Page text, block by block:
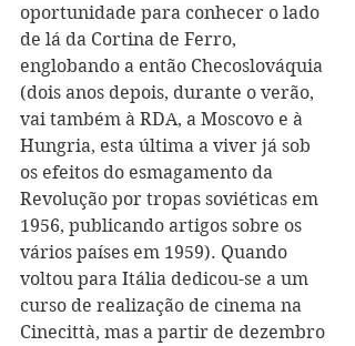
oportunidade para conhecer o lado
de lá da Cortina de Ferro,
englobando a então Checoslováquia
(dois anos depois, durante o verão,
vai também à RDA, a Moscovo e à
Hungria, esta última a viver já sob
os efeitos do esmagamento da
Revolução por tropas soviéticas em
1956, publicando artigos sobre os
vários países em 1959). Quando
voltou para Itália dedicou-se a um
curso de realização de cinema na
Cinecittà, mas a partir de dezembro